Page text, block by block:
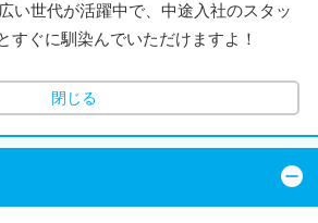
い世代が活躍中で、中途入社のスタッ
すぐに馴染んでいただけますよ！
閉じる